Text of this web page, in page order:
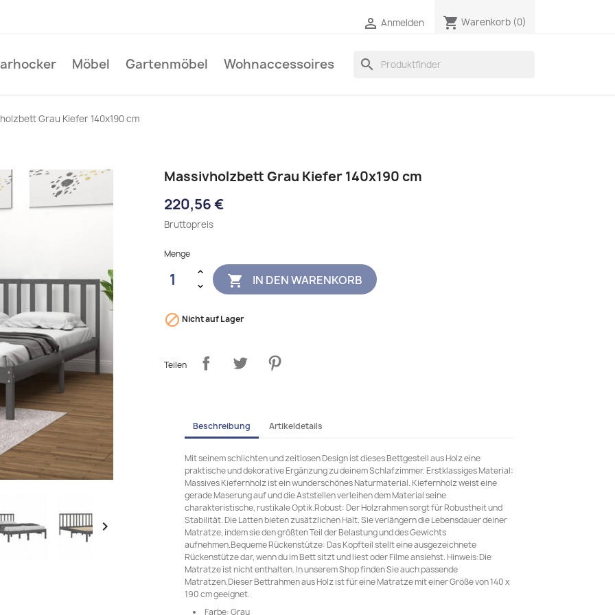
 Anmelden shopping_cart Warenkorb (0)
Möbel Gartenmöbel Wohnaccessoires search
Grau Kiefer 140x190 cm

Massivholzbett Grau Kiefer 140x190 cm
220,56 €
Bruttopreis
Menge
 IN DEN WARENKORB
 Nicht auf Lager
Teilen
Beschreibung Artikeldetails
Mit seinem schlichten und zeitlosen Design ist dieses Bettgestell aus Holz eine
praktische und dekorative Ergänzung zu deinem Schlafzimmer. Erstklassiges Material:
Massives Kiefernholz ist ein wunderschönes Naturmaterial. Kiefernholz weist eine
gerade Maserung auf und die Aststellen verleihen dem Material seine
charakteristische, rustikale Optik.Robust: Der Holzrahmen sorgt für Robustheit und
Stabilität. Die Latten bieten zusätzlichen Halt. Sie verlängern die Lebensdauer deiner
Matratze, indem sie den größten Teil der Belastung und des Gewichts
aufnehmen.Bequeme Rückenstütze: Das Kopfteil stellt eine ausgezeichnete
Rückenstütze dar, wenn du im Bett sitzt und liest oder Filme ansiehst. Hinweis:Die
Matratze ist nicht enthalten. In unserem Shop finden Sie auch passende
Matratzen.Dieser Bettrahmen aus Holz ist für eine Matratze mit einer Größe von 140 x
190 cm geeignet.
Farbe: Grau